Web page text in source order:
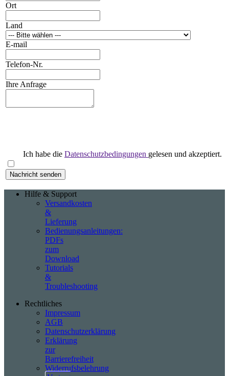
Ort
Land
E-mail
Telefon-Nr.
Ihre Anfrage
Ich habe die Datenschutzbedingungen gelesen und akzeptiert.
Hilfe & Support
Versandkosten
&
Lieferung
Bedienungsanleitungen:
PDFs
zum
Download
Tutorials
&
Troubleshooting
Rechtliches
Impressum
AGB
Datenschutzerklärung
Erklärung
zur
Barrierefreiheit
Widerrufsbelehrung